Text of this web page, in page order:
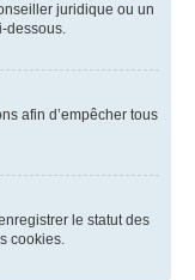
juridique ou un
dessous.
afin d’empêcher tous
le statut des
cookies.